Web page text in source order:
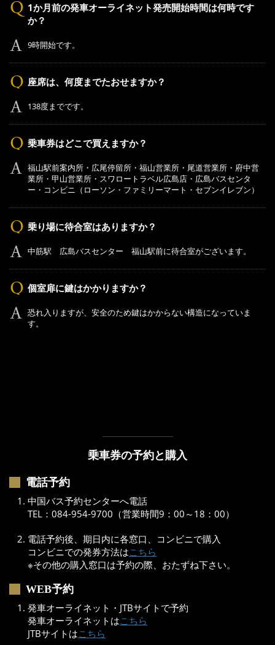
1か月前の発車オーライネット発売開始時間は何時です
か？
9時開始です。
座席は、何度までたおせますか？
138度までです。
乗車券はどこで買えますか？
福山駅前案内所・広尾停留所・福山営業所・尾道営業所・府中営
業所・甲山営業所・スワロートラベル広島店・広島バスセンタ
ー・コンビニ（ローソン・ファミリーマート・セブンイレブン）
乗り場に待合室はありますか？
中筋駅 広島バスセンター 福山駅前に待合室がございます。
個室扉に鍵はかかりますか？
恐れ入りますが、安全のため鍵はかからない構造になっていま
す。
乗車券の予約と購入
電話予約
中国バス予約センターへ電話
TEL：084-954-9700（営業時間9：00～18：00）
電話予約後、期日内に各窓口、コンビニで購入
コンビニでの発券方法はこちら
※その他の購入窓口は予約の際、おたずね下さい。
WEB予約
発車オーライネット・JTBサイトで予約
発車オーライネットはこちら
JTBサイトはこちら